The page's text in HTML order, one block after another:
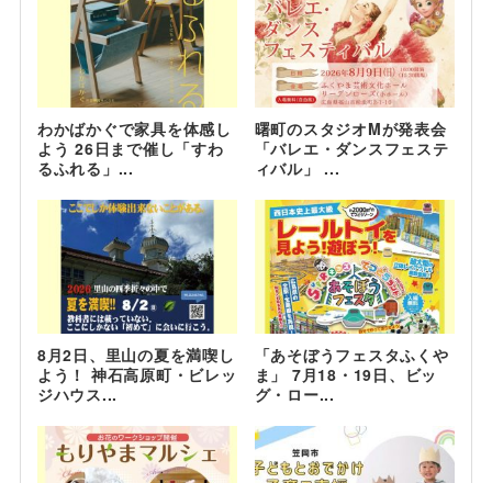
わかばかぐで家具を体感し
よう 26日まで催し「すわ
るふれる」...
曙町のスタジオMが発表会
「バレエ・ダンスフェステ
ィバル」 ...
8月2日、里山の夏を満喫し
よう！ 神石高原町・ビレッ
ジハウス...
「あそぼうフェスタふくや
ま」 7月18・19日、ビッ
グ・ロー...